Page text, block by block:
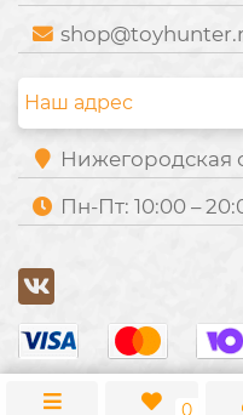
Наш адрес
Нижегородская
Пн-Пт: 10:00 –
0